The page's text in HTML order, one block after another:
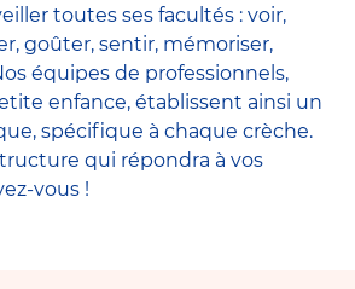
toutes ses facultés : voir,
goûter, sentir, mémoriser,
équipes de professionnels,
enfance, établissent ainsi un
spécifique à chaque crèche.
qui répondra à vos
vous !